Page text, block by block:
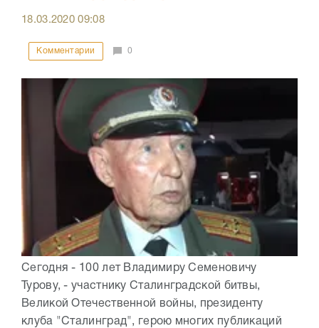
18.03.202009:08
Комментарии 0
Сегодня - 100 лет Владимиру Семеновичу
Турову, - участнику Сталинградской битвы,
Великой Отечественной войны, президенту
клуба "Сталинград", герою многих публикаций